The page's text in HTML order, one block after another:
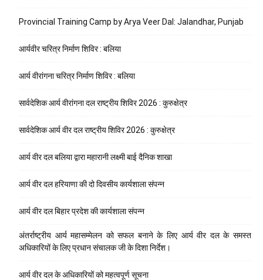
Provincial Training Camp by Arya Veer Dal: Jalandhar, Punjab
आर्यवीर चरित्र निर्माण शिविर : बलिया
आर्य वीरांगना चरित्र निर्माण शिविर : बलिया
सार्वदेशिक आर्य वीरांगना दल राष्ट्रीय शिविर 2026 : कुरुक्षेत्र
सार्वदेशिक आर्य वीर दल राष्ट्रीय शिविर 2026 : कुरुक्षेत्र
आर्य वीर दल बलिया द्वारा महारानी लक्ष्मी बाई दैनिक शाखा
आर्य वीर दल हरियाणा की दो दिवसीय कार्यशाला संपन्न
आर्य वीर दल बिहार प्रदेश की कार्यशाला संपन्न
अंतर्राष्ट्रीय आर्य महासम्मेलन को सफल बनाने के लिए आर्य वीर दल के समस्त
अधिकारियों के लिए प्रधान संचालक जी के दिशा निर्देश।
आर्य वीर दल के अधिकारियों को महत्वपूर्ण सूचना